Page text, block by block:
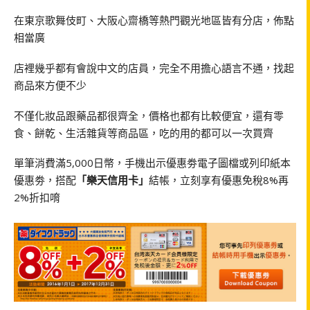
在東京歌舞伎町、大阪心齋橋等熱門觀光地區皆有分店，佈點
相當廣
店裡幾乎都有會說中文的店員，完全不用擔心語言不通，找起
商品來方便不少
不僅化妝品跟藥品都很齊全，價格也都有比較便宜，還有零
食、餅乾、生活雜貨等商品區，吃的用的都可以一次買齊
單筆消費滿5,000日幣，手機出示優惠劵電子圖檔或列印紙本
優惠劵，搭配 「樂天信用卡」 結帳，立刻享有優惠免稅8%再
2%折扣唷